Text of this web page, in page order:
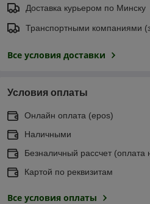
Доставка курьером по Минску
Транспортными компаниями
Все условия доставки
Условия оплаты
Онлайн оплата (еpos)
Наличными
Безналичный рассчет (оплата
Картой по реквизитам
Все условия оплаты